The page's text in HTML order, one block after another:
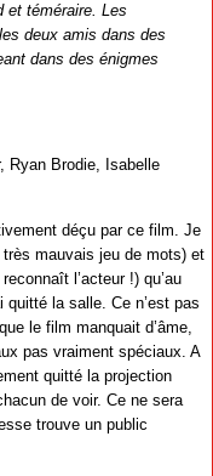
et téméraire. Les
deux amis dans des
dans des énigmes
Ryan Brodie, Isabelle
déçu par ce film. Je
mauvais jeu de mots) et
l’acteur !) qu’au
quitté la salle. Ce n’est pas
le film manquait d’âme,
pas vraiment spéciaux. A
quitté la projection
de voir. Ce ne sera
trouve un public